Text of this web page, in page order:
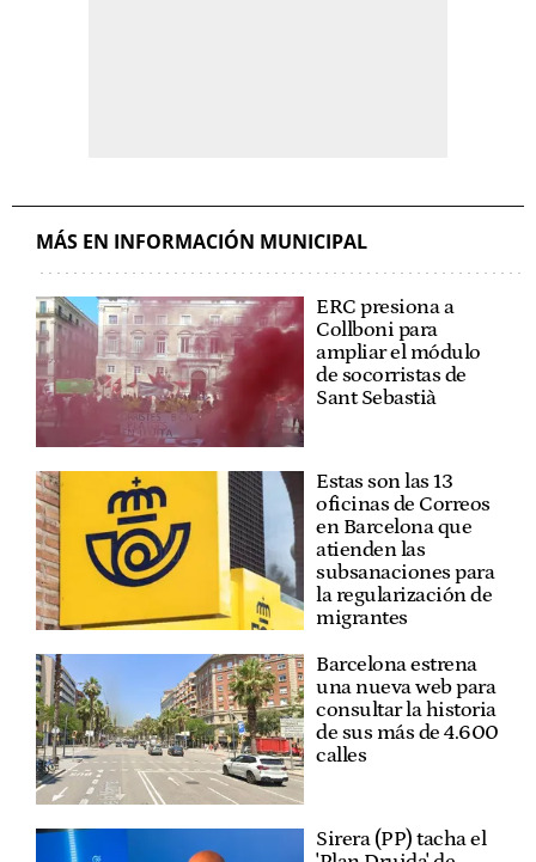
MÁS EN INFORMACIÓN MUNICIPAL
ERC presiona a
Collboni para
ampliar el módulo
de socorristas de
Sant Sebastià
Estas son las 13
oficinas de Correos
en Barcelona que
atienden las
subsanaciones para
la regularización de
migrantes
Barcelona estrena
una nueva web para
consultar la historia
de sus más de 4.600
calles
Sirera (PP) tacha el